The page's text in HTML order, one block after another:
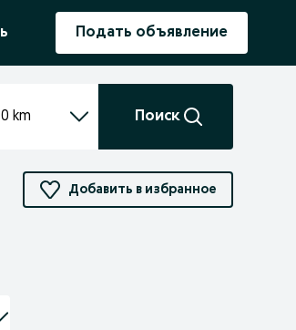
Подать объявление
km Поиск
Добавить в избранное